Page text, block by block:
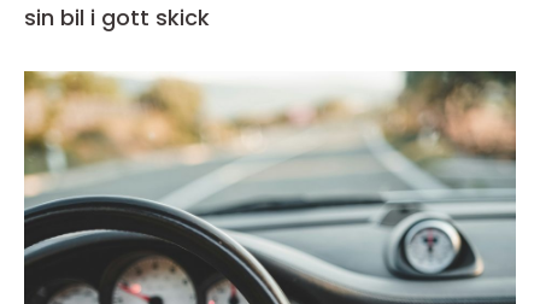
sin bil i gott skick